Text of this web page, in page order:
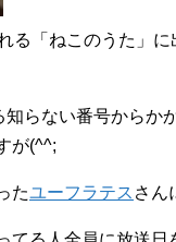
る「ねこのうた」
らない番号からか
が(^^;
たユーフラテス さん